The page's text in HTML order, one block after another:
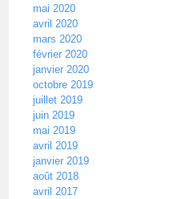
mai 2020
avril 2020
mars 2020
février 2020
janvier 2020
octobre 2019
juillet 2019
juin 2019
mai 2019
avril 2019
janvier 2019
août 2018
avril 2017